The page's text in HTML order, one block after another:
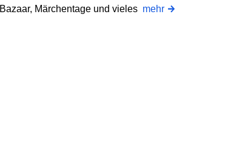
Bazaar, Märchentage und vieles mehr